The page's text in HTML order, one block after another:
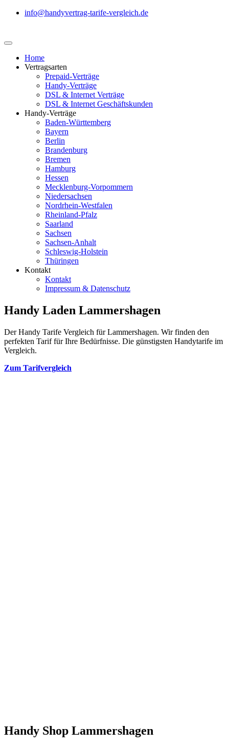
info@handyvertrag-tarife-vergleich.de
Home
Vertragsarten
Prepaid-Verträge
Handy-Verträge
DSL & Internet Verträge
DSL & Internet Geschäftskunden
Handy-Verträge
Baden-Württemberg
Bayern
Berlin
Brandenburg
Bremen
Hamburg
Hessen
Mecklenburg-Vorpommern
Niedersachsen
Nordrhein-Westfalen
Rheinland-Pfalz
Saarland
Sachsen
Sachsen-Anhalt
Schleswig-Holstein
Thüringen
Kontakt
Kontakt
Impressum & Datenschutz
Handy Laden Lammershagen
Der Handy Tarife Vergleich für Lammershagen. Wir finden den
perfekten Tarif für Ihre Bedürfnisse. Die günstigsten Handytarife im
Vergleich.
Zum Tarifvergleich
Handy Shop Lammershagen